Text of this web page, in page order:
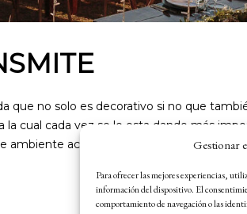
Gestionar
Para ofrecer las mejores experiencias,
información del dispositivo. El
comportamiento de navegación o las
que no solo es decorativo si no que
cual cada vez se le esta dando más
ambiente acogedor y mágico […]